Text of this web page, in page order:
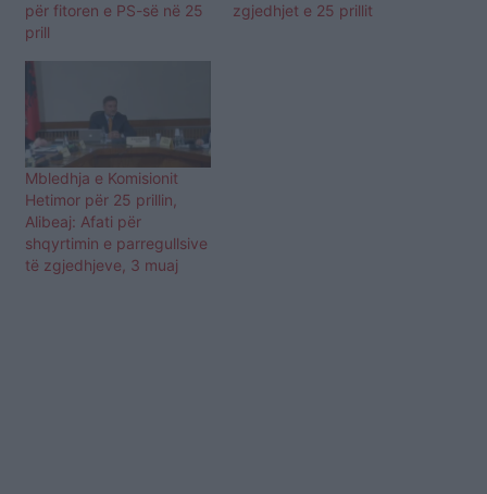
për fitoren e PS-së në 25
prill
zgjedhjet e 25 prillit
Mbledhja e Komisionit
Hetimor për 25 prillin,
Alibeaj: Afati për
shqyrtimin e parregullsive
të zgjedhjeve, 3 muaj